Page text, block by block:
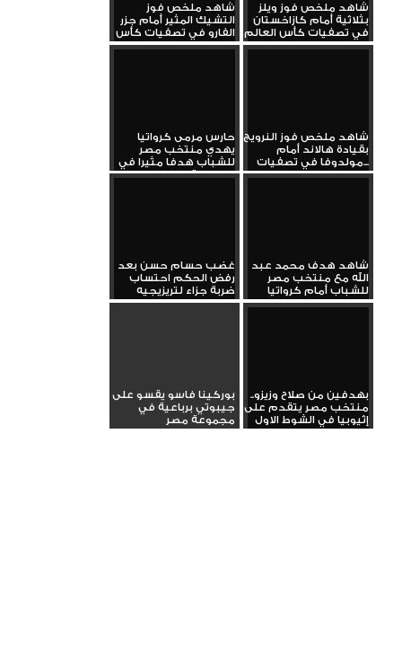
شاهد ملخص فوز ويلز
بثلاثية أمام كازاخستان
في تصفيات كأس العالم
شاهد ملخص فوز
التشيك المثير أمام جزر
الفارو في تصفيات كأس
العالم
شاهد ملخص فوز النرويج
بقيادة هالاند أمام
مولدوفا في تصفيات...
حارس مرمى كرواتيا
يهدي منتخب مصر
للشباب هدفا مثيرا في
البطولة...
شاهد هدف محمد عبد
الله مع منتخب مصر
للشباب أمام كرواتيا
غضب حسام حسن بعد
رفض الحكم احتساب
ضربة جزاء لتريزيجيه
بهدفين من صلاح وزيزو..
منتخب مصر يتقدم على
إثيوبيا في الشوط الاول
بوركينا فاسو يقسو على
جيبوتي برباعية في
مجموعة مصر